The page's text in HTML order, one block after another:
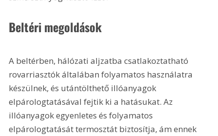
Beltéri megoldások
A beltérben, hálózati aljzatba csatlakoztatható
rovarriasztók általában folyamatos használatra
készülnek, és utántölthető illóanyagok
elpárologtatásával fejtik ki a hatásukat. Az
illóanyagok egyenletes és folyamatos
elpárologtatását termosztát biztosítja, ám ennek